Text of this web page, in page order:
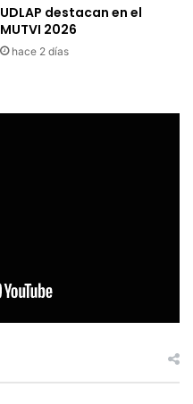
UDLAP destacan en el
MUTVI 2026
hace 2 días